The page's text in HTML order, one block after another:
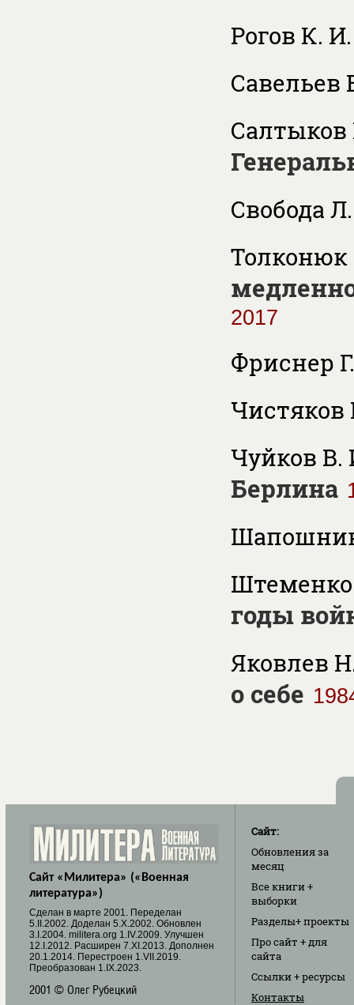
Рогов К.
Савельев
Салтыков
Свобода Л.
2017
Фриснер Г.
Чистяков
Чуйков В.
Берлина
годы
Яковлев
о себе
Сайт «Милитера» («Военная
литература»)
Cделан в марте 2001. Переделан
5.II.2002. Доделан 5.X.2002. Обновлен
3.I.2004. militera.org 1.IV.2009. Улучшен
12.I.2012. Расширен 7.XI.2013. Дополнен
20.1.2014. Перестроен 1.VII.2019.
Преобразован 1.IX.2023.
2001 © Олег Рубецкий
Сайт:
Обновленияза
месяц
Все книги+
выборки
Разделы+ проекты
Про сайт + для
сайта
Ссылки+ ресурсы
Контакты